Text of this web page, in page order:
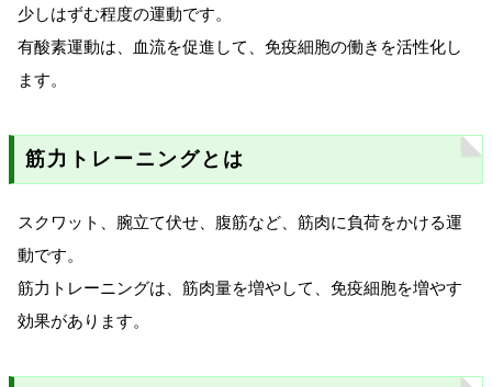
少しはずむ程度の運動です。
有酸素運動は、血流を促進して、免疫細胞の働きを活性化し
ます。
筋力トレーニングとは
スクワット、腕立て伏せ、腹筋など、筋肉に負荷をかける運
動です。
筋力トレーニングは、筋肉量を増やして、免疫細胞を増やす
効果があります。